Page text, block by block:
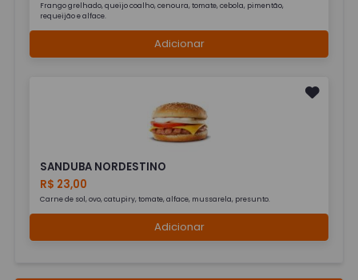
Frango grelhado, queijo coalho, cenoura, tomate, cebola, pimentão,
requeijão e alface.
Adicionar
SANDUBA NORDESTINO
R$ 23,00
Carne de sol, ovo, catupiry, tomate, alface, mussarela, presunto.
Adicionar